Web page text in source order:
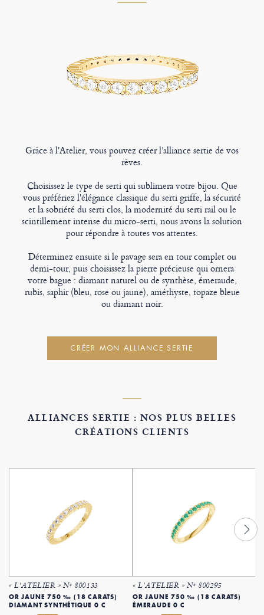
Grâce à l'Atelier, vous pouvez créer l’alliance sertie de vos
rêves.
Choisissez le type de serti qui sublimera votre bijou. Que
vous préfériez l'élégance classique du serti griffe, la sécurité
et la sobriété du serti clos, la modernité du serti rail ou le
scintillement intense du micro-serti, nous avons la solution
pour répondre à toutes vos attentes.
Déterminez ensuite si le pavage sera en tour complet ou
demi-tour, puis choisissez la pierre précieuse qui ornera
votre bague : diamant naturel ou de synthèse, émeraude,
rubis, saphir (bleu, rose ou jaune), améthyste, topaze bleue
ou diamant noir.
CRÉER MON ALLIANCE SERTIE
ALLIANCES SERTIE : NOS PLUS BELLES
CRÉATIONS CLIENTS
« L'ATELIER » Nº 800133
OR JAUNE 750 ‰ (18 CARATS)
DIAMANT SYNTHÉTIQUE 0 C
« L'ATELIER » Nº 800295
OR JAUNE 750 ‰ (18 CARATS)
ÉMERAUDE 0 C